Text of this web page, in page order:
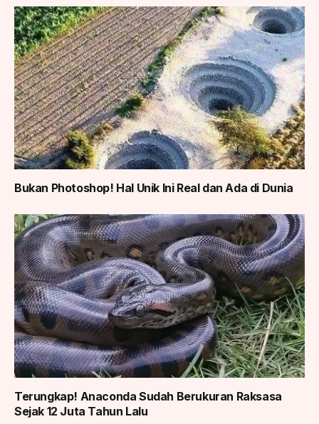
Bukan Photoshop! Hal Unik Ini Real dan Ada di Dunia
Terungkap! Anaconda Sudah Berukuran Raksasa
Sejak 12 Juta Tahun Lalu